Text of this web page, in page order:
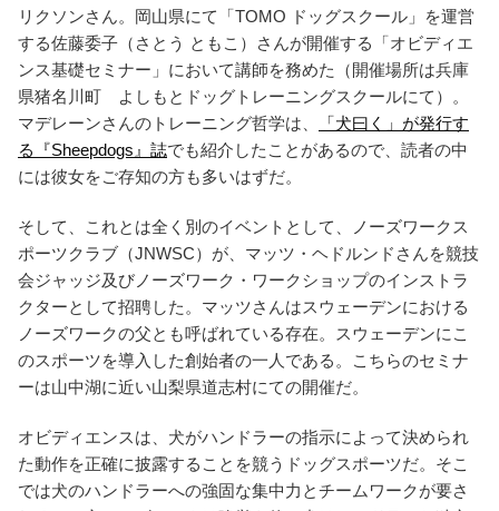
リクソンさん。岡山県にて「TOMO ドッグスクール」を運営
する佐藤委子（さとう ともこ）さんが開催する「オビディエ
ンス基礎セミナー」において講師を務めた（開催場所は兵庫
県猪名川町 よしもとドッグトレーニングスクールにて）。
マデレーンさんのトレーニング哲学は、
「犬曰く」が発行す
る『Sheepdogs』誌でも紹介したことがあるので、読者の中
には彼女をご存知の方も多いはずだ。
そして、これとは全く別のイベントとして、ノーズワークス
ポーツクラブ（JNWSC）が、マッツ・ヘドルンドさんを競技
会ジャッジ及びノーズワーク・ワークショップのインストラ
クターとして招聘した。マッツさんはスウェーデンにおける
ノーズワークの父とも呼ばれている存在。スウェーデンにこ
のスポーツを導入した創始者の一人である。こちらのセミナ
ーは山中湖に近い山梨県道志村にての開催だ。
オビディエンスは、犬がハンドラーの指示によって決められ
た動作を正確に披露することを競うドッグスポーツだ。そこ
では犬のハンドラーへの強固な集中力とチームワークが要さ